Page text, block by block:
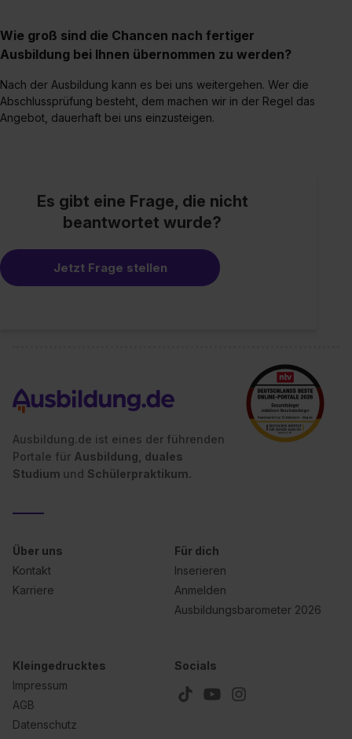
Wie groß sind die Chancen nach fertiger
Ausbildung bei Ihnen übernommen zu werden?
Nach der Ausbildung kann es bei uns weitergehen. Wer die
Abschlussprüfung besteht, dem machen wir in der Regel das
Angebot, dauerhaft bei uns einzusteigen.
Es gibt eine Frage, die nicht
beantwortet wurde?
Jetzt Frage stellen
Ausbildung.de ist eines der führenden
Portale für Ausbildung, duales
Studium und Schülerpraktikum.
Über uns
Kontakt
Karriere
Für dich
Inserieren
Anmelden
Ausbildungsbarometer 2026
Kleingedrucktes
Impressum
AGB
Datenschutz
Socials